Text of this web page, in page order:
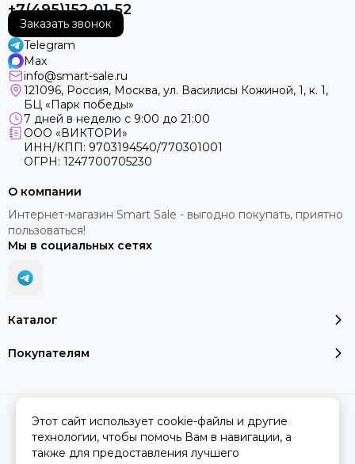
+7(495)152-01-52
Заказать звонок
Telegram
Max
info@smart-sale.ru
121096, Россия, Москва, ул. Василисы Кожиной, 1, к. 1,
БЦ «Парк победы»
7 дней в неделю с 9:00 до 21:00
ООО «ВИКТОРИ»
ИНН/КПП: 9703194540/770301001
ОГРН: 1247700705230
Каталог
Покупателям
О компании
Интернет-магазин Smart Sale - выгодно покупать, приятно
пользоваться!
Мы в социальных сетях
2026 © SMART SALE.Карта сайта
Этот сайт использует cookie-файлы и другие
технологии, чтобы помочь Вам в навигации, а
также для предоставления лучшего